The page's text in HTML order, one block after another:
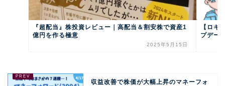
『超配当』株投資レビュー｜高配当＆割安株で資産1
億円を作る極意
2025年5月15日
【ロキ
プデー
収益改善で株価が大幅上昇のマネーフォ